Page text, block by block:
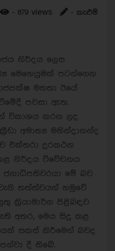
- 879 views
- කැළුම්
නිර්දය ලෙස
මෙහෙයුමක් පටන්ගෙන
මහතා ඊයේ
පවසා ඇත.
විකාශය කරන ලද
අමාත්‍ය මහින්දානන්ද
එක්තරා දුරකථන
නිර්දය විවේචනය
මේ බව
තත්ත්වයන් හමුවේ
ක්‍රියාමාර්ග පිළිබඳව
අතර, මෙය සිදු කළ
සකස් කිරීමෙන් බවද
දී තිබේ.